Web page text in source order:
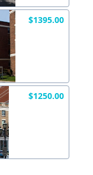
$1395.00
$1250.00